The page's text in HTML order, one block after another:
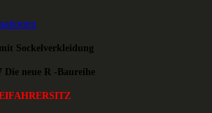
Sockelverkleidung
neue R -Baureihe